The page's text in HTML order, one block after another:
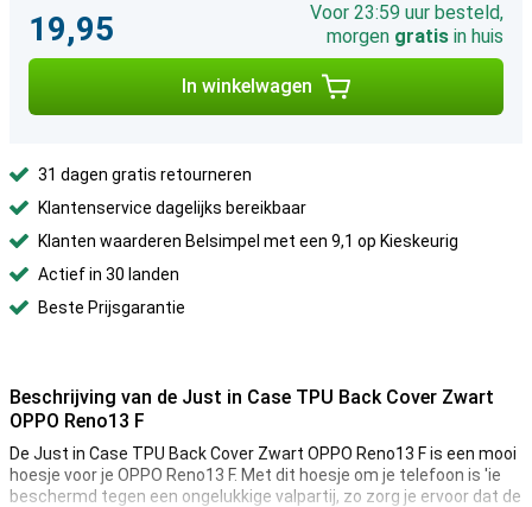
19,95
Voor 23:59 uur besteld,
morgen gratis in huis
In winkelwagen
31 dagen gratis retourneren
Klantenservice dagelijks bereikbaar
Klanten waarderen Belsimpel met een 9,1 op Kieskeurig
Actief in 30 landen
Beste Prijsgarantie
Beschrijving van de Just in Case TPU Back Cover Zwart
OPPO Reno13 F
De Just in Case TPU Back Cover Zwart OPPO Reno13 F is een mooi
hoesje voor je OPPO Reno13 F. Met dit hoesje om je telefoon is 'ie
beschermd tegen een ongelukkige valpartij, zo zorg je ervoor dat de